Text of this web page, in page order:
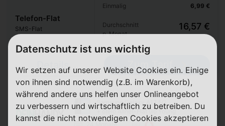
Telefon-Flat
SMS-Flat
Einmalig
6,99 €
Durchschnitt
p. Monat
16,57 €
Details Zum Tarif
Samsung Galaxy A17 5G
+ otelo Allnet-Flat Go Young
24 Monate
Datenschutz ist uns wichtig
Wir setzen auf unserer Website Cookies ein. Einige
von ihnen sind notwendig (z.B. im Warenkorb),
während andere uns helfen unser Onlineangebot
zu verbessern und wirtschaftlich zu betreiben. Du
kannst die nicht notwendigen Cookies akzeptieren